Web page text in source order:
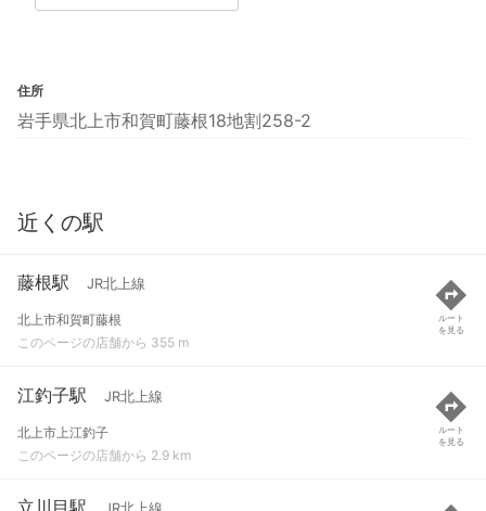
住所
岩手県北上市和賀町藤根18地割258-2
近くの駅
藤根駅 JR北上線
北上市和賀町藤根
このページの店舗から 355 m
ルート
を見る
江釣子駅 JR北上線
北上市上江釣子
このページの店舗から 2.9 km
ルート
を見る
立川目駅